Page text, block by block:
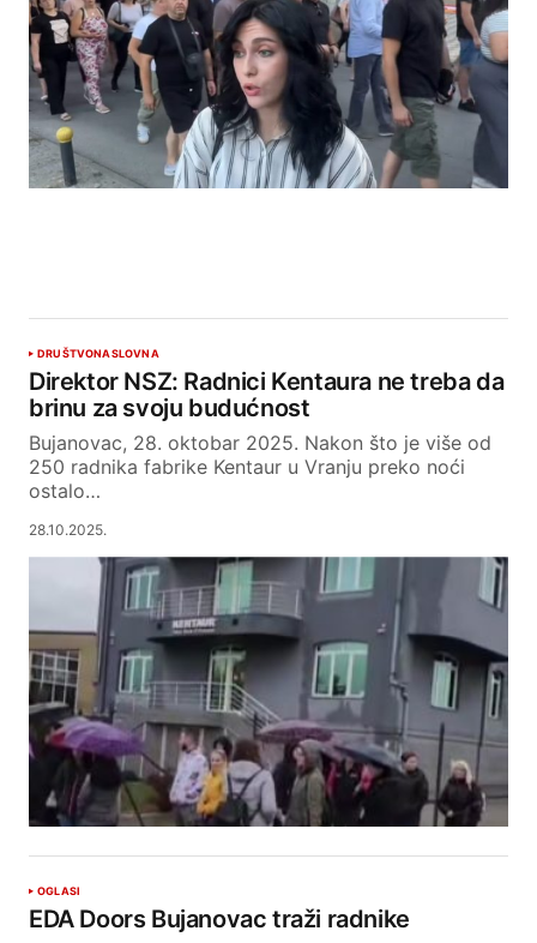
DRUŠTVONASLOVNA
Direktor NSZ: Radnici Kentaura ne treba da
brinu za svoju budućnost
Bujanovac, 28. oktobar 2025. Nakon što je više od
250 radnika fabrike Kentaur u Vranju preko noći
ostalo…
28.10.2025.
OGLASI
EDA Doors Bujanovac traži radnike